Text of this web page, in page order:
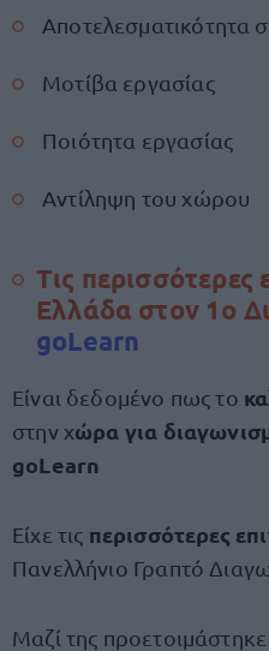
Αποτελεσματικότητα
Μοτίβα εργασίας
Ποιότητα εργασίας
Αντίληψη του χώρου
Τις περισσότερες
Ελλάδα στον 1ο
goLearn
Είναι δεδομένο πως το
στην χώρα για
goLearn
Είχε τις περισσότερες
Πανελλήνιο Γραπτό
Μαζί της